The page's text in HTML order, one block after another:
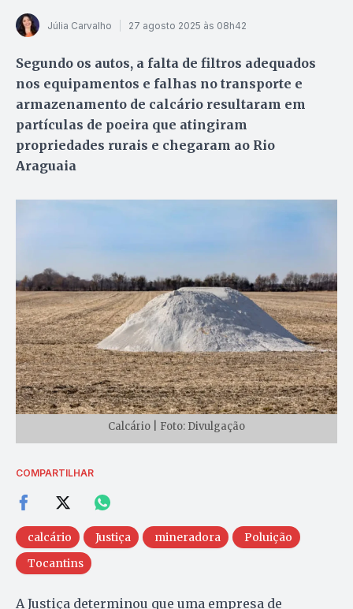
Júlia Carvalho 27 agosto 2025 às 08h42
Segundo os autos, a falta de filtros adequados
nos equipamentos e falhas no transporte e
armazenamento de calcário resultaram em
partículas de poeira que atingiram
propriedades rurais e chegaram ao Rio
Araguaia
Calcário | Foto: Divulgação
COMPARTILHAR
calcário Justiça mineradora
Poluição
Tocantins
A Justiça determinou que uma empresa de